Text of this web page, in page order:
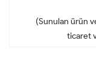
(Sunulan ürün
ticaret